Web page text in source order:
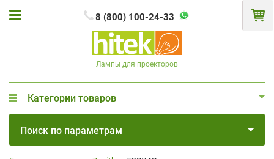
8 (800) 100-24-33
Лампы для проекторов
Категории товаров
Поиск по параметрам